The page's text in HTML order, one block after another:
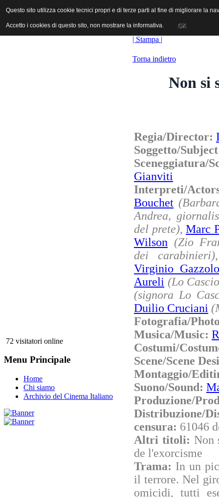
ANICA | Associazione Nazionale Industrie Cinematografiche
72 visitatori online
Menu Principale
Home
Chi siamo
Archivio del Cinema Italiano
| Stampa |
Torna indietro
Non si
Regia/Director:
Soggetto/
Sceneggiatura/
Gianviti
Interpreti/
Bouchet
Andrea,
del prete), Marc
Wilson (Zio
dei carabinieri)
Virginio
Aureli (Lo
(signora Lo
Duilio Cruciani
Fotografia/
Musica/Music:
Costumi/
Scene/Scene
Montaggio/
Suono/Sound:
Produzione/
Distribuzione/
censura: 61046
Altri titoli: Non
de l'exorcisme
Trama: In un
il terrore. Nel
omicidi, tutti
Questo sito utilizza cookie tecnici propri e di terze parti al fine di migliorare la
Accetto i cookies di questo sito, non mostrare la informativa. OK
Questo sito utilizza cookie tecnici propri e di terze parti al fine di migliorare la
Accetto i cookies di questo sito, non mostrare la informativa. OK